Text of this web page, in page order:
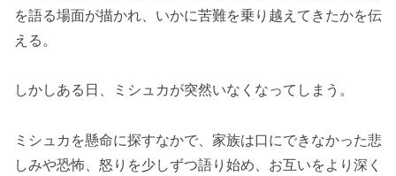
を語る場面が描かれ、いかに苦難を乗り越えてきたかを伝
える。
しかしある日、ミシュカが突然いなくなってしまう。
ミシュカを懸命に探すなかで、家族は口にできなかった悲
しみや恐怖、怒りを少しずつ語り始め、お互いをより深く